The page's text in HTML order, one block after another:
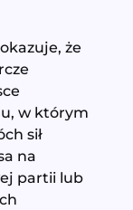
że
w którym
sił
na
partii lub